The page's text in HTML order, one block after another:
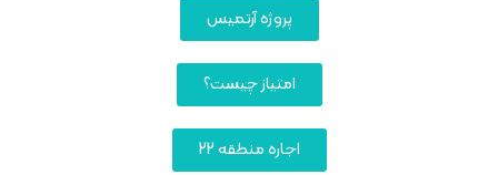
پروژه آرتمیس
امتیاز چیست؟
اجاره منطقه 22